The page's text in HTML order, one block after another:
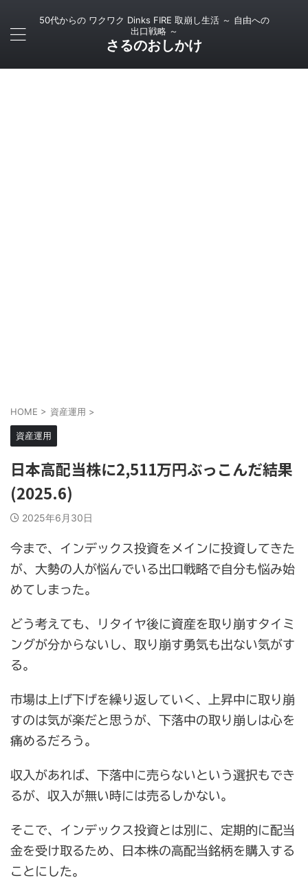
50代からの ワクワク Dinks FIRE 取崩し生活 ～ 自由への
出口戦略 ～
さるのおしかけ
HOME > 資産運用 >
資産運用
日本高配当株に2,511万円ぶっこんだ結果
(2025.6)
2025年6月30日
今まで、インデックス投資をメインに投資してきた
が、大勢の人が悩んでいる出口戦略で自分も悩み始
めてしまった。
どう考えても、リタイヤ後に資産を取り崩すタイミ
ングが分からないし、取り崩す勇気も出ない気がす
る。
市場は上げ下げを繰り返していく、上昇中に取り崩
すのは気が楽だと思うが、下落中の取り崩しは心を
痛めるだろう。
収入があれば、下落中に売らないという選択もでき
るが、収入が無い時には売るしかない。
そこで、インデックス投資とは別に、定期的に配当
金を受け取るため、日本株の高配当銘柄を購入する
ことにした。